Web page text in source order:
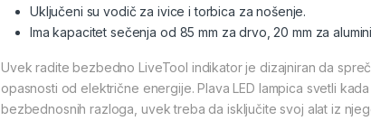
Uključeni su vodič za ivice i torbica za nošenje.
Ima kapacitet sečenja od 85 mm za drvo, 20 mm za
Uvek radite bezbedno LiveTool indikator je dizajniran da
opasnosti od električne energije. Plava LED lampica svetli
bezbednosnih razloga, uvek treba da isključite svoj alat iz